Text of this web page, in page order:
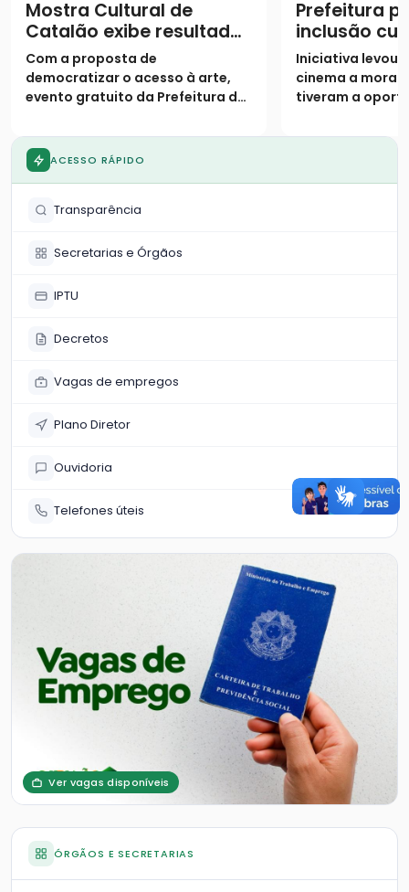
Mostra Cultural de
Catalão exibe resultados
de oficinas semestrais
Com a proposta de
democratizar o acesso à arte,
evento gratuito da Prefeitura de
semestral nesta quarta-feira
Prefeitura
inclusão
projeto
Bem” no
Iniciativa levou
cinema a
tiveram a
exibição
ACESSO RÁPIDO
Transparência
Secretarias e Órgãos
IPTU
Decretos
Vagas de empregos
Plano Diretor
Ouvidoria
Telefones úteis
Ver vagas disponíveis
ÓRGÃOS E SECRETARIAS